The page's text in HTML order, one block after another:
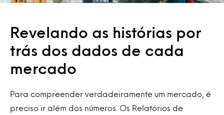
Revelando as histórias por
trás dos dados de cada
mercado
Para compreender verdadeiramente um mercado, é
preciso ir além dos números. Os Relatórios de